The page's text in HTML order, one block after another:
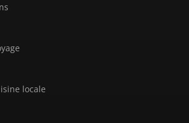
locale